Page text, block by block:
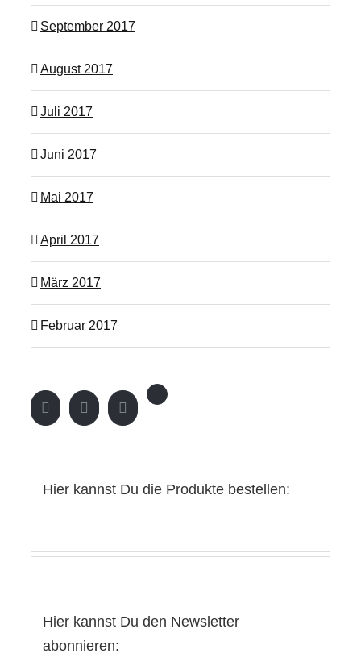
September 2017
August 2017
Juli 2017
Juni 2017
Mai 2017
April 2017
März 2017
Februar 2017
Hier kannst Du die Produkte bestellen:
Hier kannst Du den Newsletter
abonnieren: